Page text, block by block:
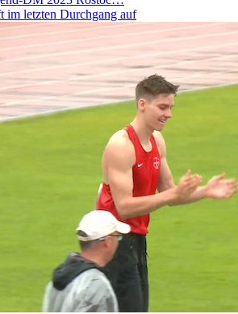
im letzten Durchgang auf